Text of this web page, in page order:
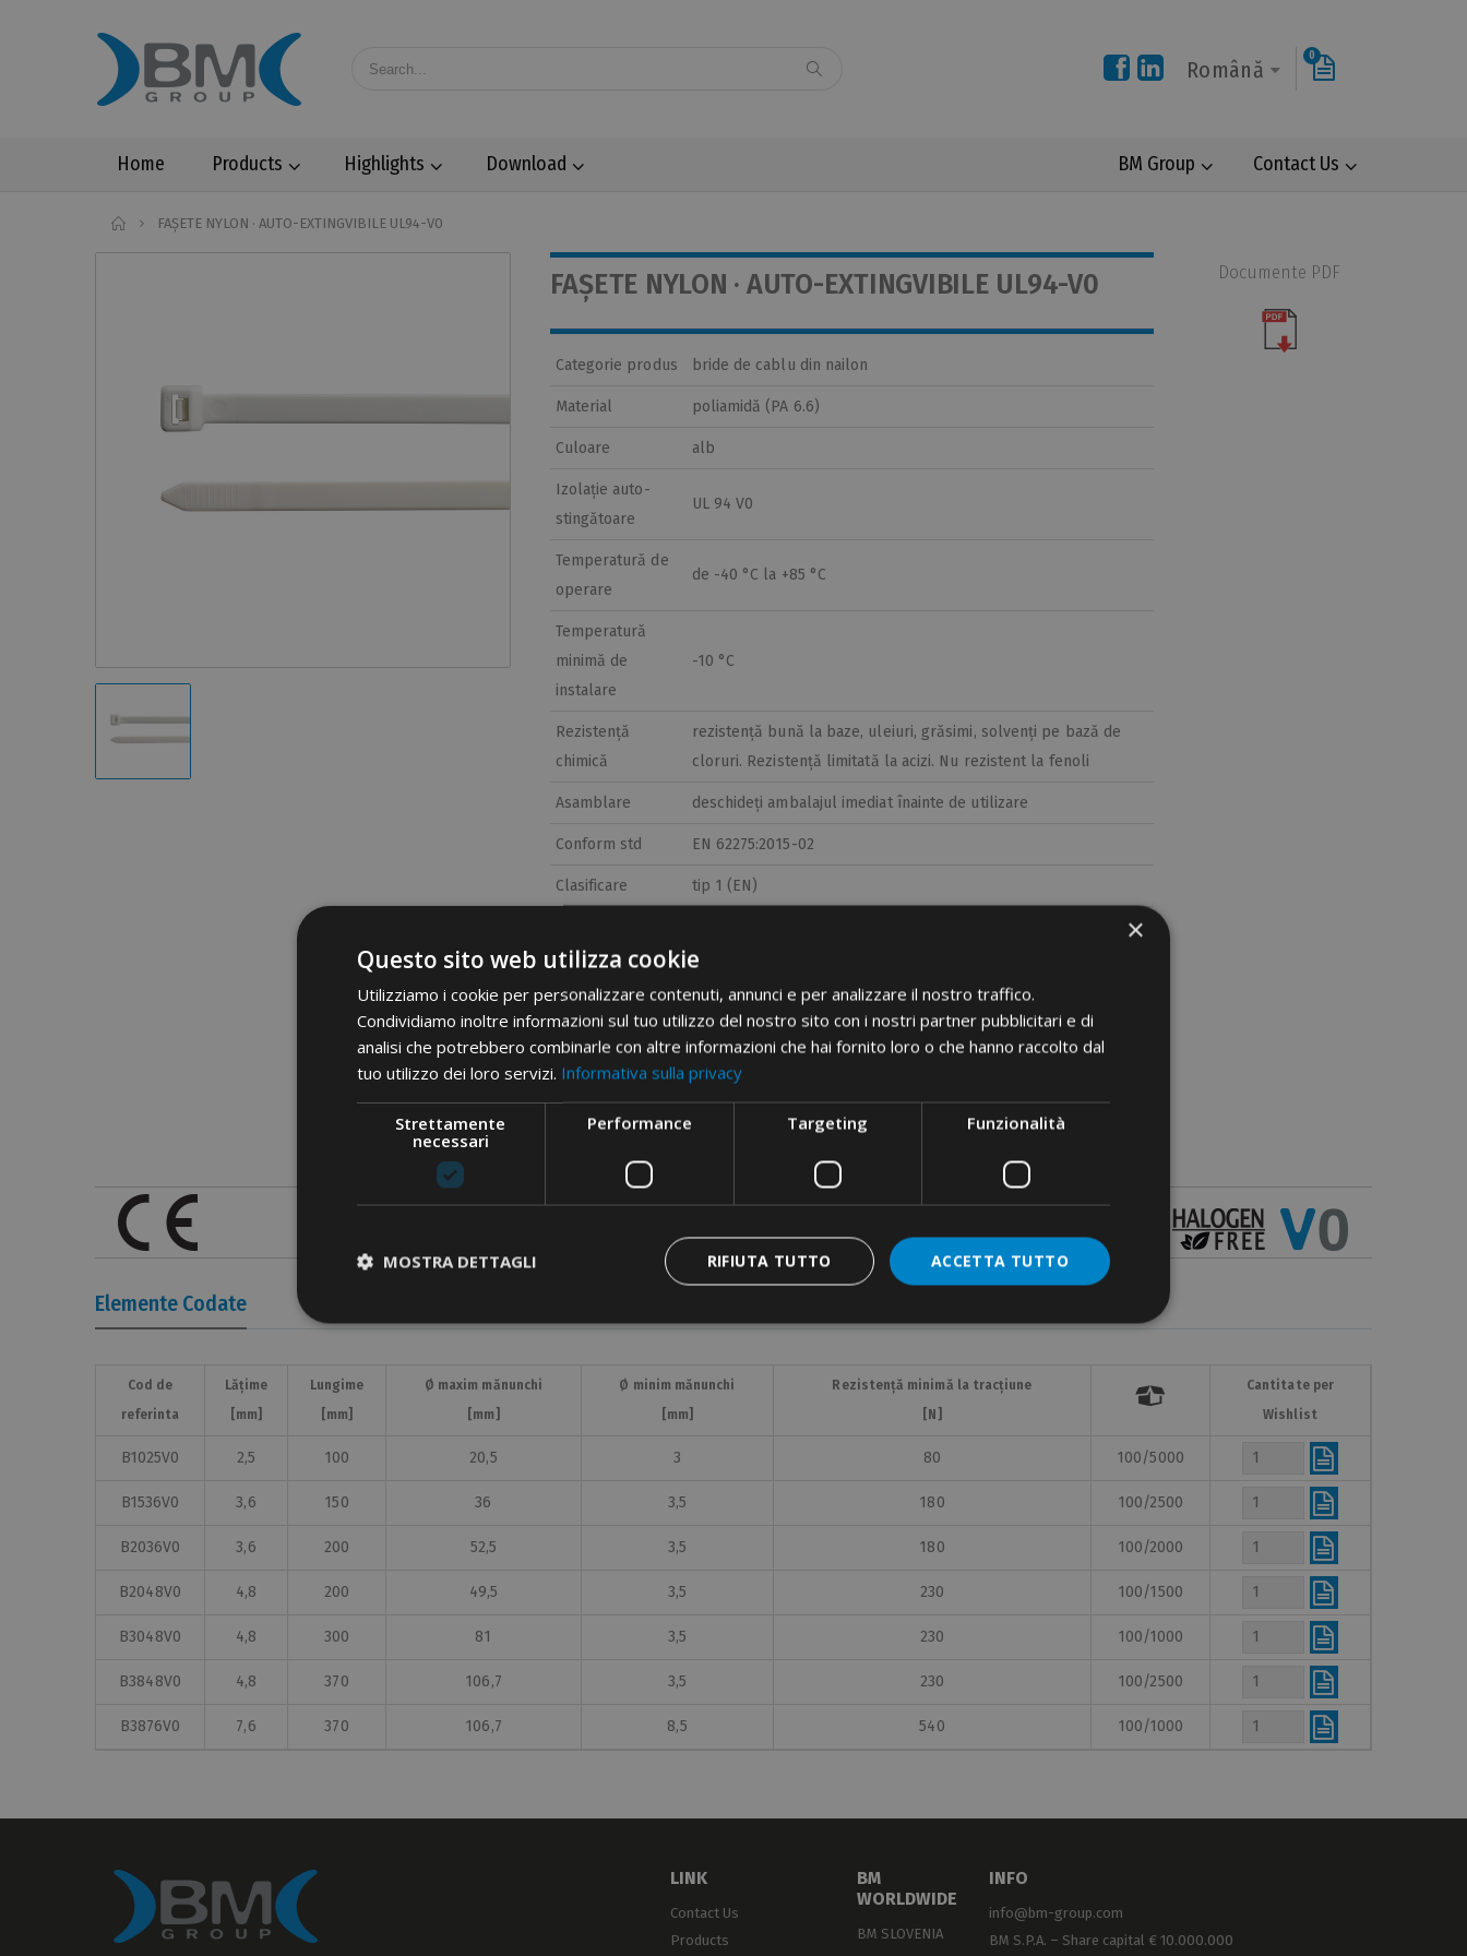
Română
0
Home Products Highlights Download Contact Us
BM Group
Home
FAȘETE NYLON · AUTO-EXTINGVIBILE UL94-V0
FAȘETE NYLON · AUTO-EXTINGVIBILE UL94-V0
Categorie produs bride de cablu din nailon
Material poliamidă (PA 6.6)
Culoare alb
Izolație auto-
stingătoare
UL 94 V0
Temperatură de
operare
de -40 °C la +85 °C
Temperatură
minimă de
instalare
-10 °C
Rezistență
chimică
rezistență bună la baze, uleiuri, grăsimi, solvenți pe bază de
cloruri. Rezistență limitată la acizi. Nu rezistent la fenoli
Asamblare deschideți ambalajul imediat înainte de utilizare
Conform std EN 62275:2015-02
Clasificare tip 1 (EN)
cid 11FA02A
Documente PDF
Elemente Codate
Cod de
referinta
Lățime
[mm]
Lungime
[mm]
Ø maxim mănunchi
[mm]
Ø minim mănunchi
[mm]
Rezistență minimă la tracțiune
[N]

Cantitate per
Wishlist
B1025V0 2,5 100 20,5 3 80 100/5000
B1536V0 3,6 150 36 3,5 180 100/2500
B2036V0 3,6 200 52,5 3,5 180 100/2000
B2048V0 4,8 200 49,5 3,5 230 100/1500
B3048V0 4,8 300 81 3,5 230 100/1000
B3848V0 4,8 370 106,7 3,5 230 100/2500
B3876V0 7,6 370 106,7 8,5 540 100/1000
LINK
Contact Us
Products
BM
WORLDWIDE
BM SLOVENIA
INFO
info@bm-group.com
BM S.P.A. – Share capital € 10.000.000
×
Questo sito web utilizza cookie
Utilizziamo i cookie per personalizzare contenuti, annunci e per analizzare il nostro traffico.
Condividiamo inoltre informazioni sul tuo utilizzo del nostro sito con i nostri partner pubblicitari e di
analisi che potrebbero combinarle con altre informazioni che hai fornito loro o che hanno raccolto dal
tuo utilizzo dei loro servizi. Informativa sulla privacy
Strettamente
necessari
Performance Targeting Funzionalità
ACCETTA TUTTO
RIFIUTA TUTTO
MOSTRA DETTAGLI